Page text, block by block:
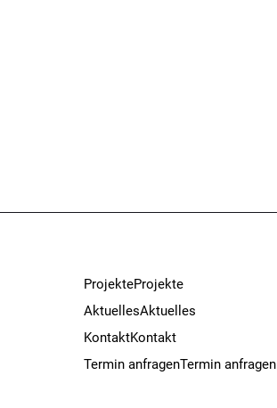
ProjekteProjekte
AktuellesAktuelles
KontaktKontakt
Termin anfragenTermin anfragen